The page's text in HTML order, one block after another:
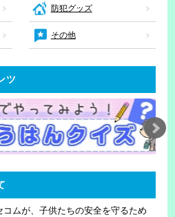
防犯グッズ
その他
ツ
コムが、子供たちの安全を守るため